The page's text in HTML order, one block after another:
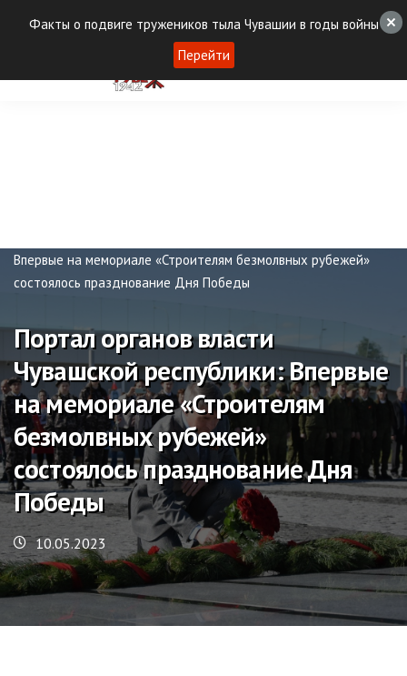
Впервые на мемориале «Строителям безмолвных рубежей»
состоялось празднование Дня Победы
Портал органов власти
Чувашской республики: Впервые
на мемориале «Строителям
безмолвных рубежей»
состоялось празднование Дня
Победы
10.05.2023
Факты о подвиге тружеников тыла Чувашии в годы войны
Перейти